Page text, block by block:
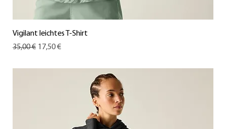
Vigilant leichtes T-Shirt
Standardpreis
35,00 € Sale-Preis
17,50 €